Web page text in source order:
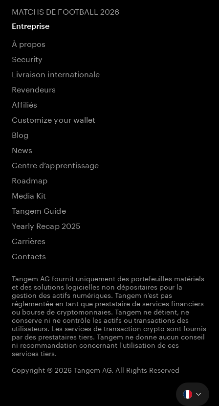
MATCHS DE FOOTBALL 2026
Entreprise
À propos
Security
Livraison internationale
Revendeurs
Affiliés
Customize your wallet
Blog
News
Centre d’apprentissage
Roadmap
Media Kit
Tangem Guide
Yearly Recap 2025
Carrières
Contacts
Tangem AG fournit uniquement des portefeuilles matériels
et des solutions logicielles non dépositaires pour la
gestion des actifs numériques. Tangem n’est pas
réglementée en tant que prestataire de services financiers
ou bourse de cryptomonnaies. Tangem ne détient, ne
conserve ni ne contrôle les actifs ou transactions des
utilisateurs. Les services de transaction crypto sont fournis
par des prestataires tiers. Tangem ne donne aucun conseil
ni recommandation concernant l'utilisation de ces
services tiers.